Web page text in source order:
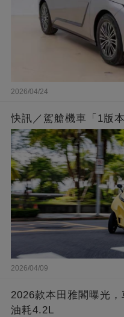
2026/04/24
快訊／駕艙機車「1版
2026/04/09
2026款本田雅閣曝光
油耗4.2L